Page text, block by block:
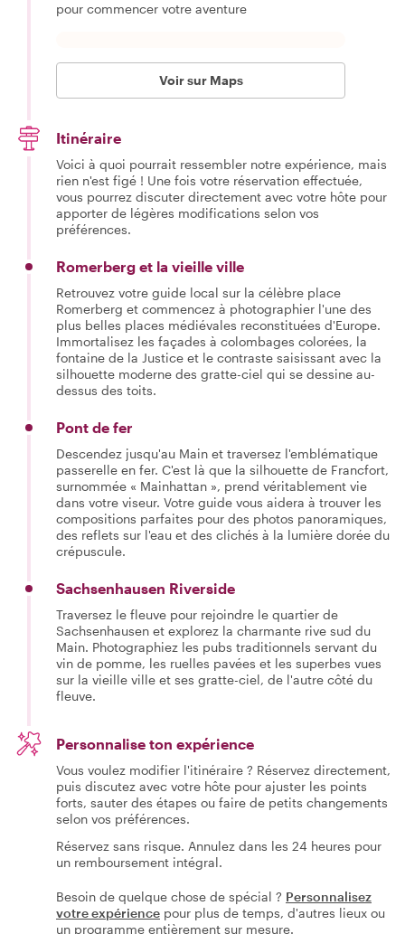
pour commencer votre aventure
Voir sur Maps
Itinéraire
Voici à quoi pourrait ressembler notre expérience, mais
rien n'est figé ! Une fois votre réservation effectuée,
vous pourrez discuter directement avec votre hôte pour
apporter de légères modifications selon vos
préférences.
Romerberg et la vieille ville
Retrouvez votre guide local sur la célèbre place
Romerberg et commencez à photographier l'une des
plus belles places médiévales reconstituées d'Europe.
Immortalisez les façades à colombages colorées, la
fontaine de la Justice et le contraste saisissant avec la
silhouette moderne des gratte-ciel qui se dessine au-
dessus des toits.
Pont de fer
Descendez jusqu'au Main et traversez l'emblématique
passerelle en fer. C'est là que la silhouette de Francfort,
surnommée « Mainhattan », prend véritablement vie
dans votre viseur. Votre guide vous aidera à trouver les
compositions parfaites pour des photos panoramiques,
des reflets sur l'eau et des clichés à la lumière dorée du
crépuscule.
Sachsenhausen Riverside
Traversez le fleuve pour rejoindre le quartier de
Sachsenhausen et explorez la charmante rive sud du
Main. Photographiez les pubs traditionnels servant du
vin de pomme, les ruelles pavées et les superbes vues
sur la vieille ville et ses gratte-ciel, de l'autre côté du
fleuve.
Personnalise ton expérience
Vous voulez modifier l'itinéraire ? Réservez directement,
puis discutez avec votre hôte pour ajuster les points
forts, sauter des étapes ou faire de petits changements
selon vos préférences.
Réservez sans risque. Annulez dans les 24 heures pour
un remboursement intégral.
Besoin de quelque chose de spécial ? Personnalisez
votre expérience pour plus de temps, d'autres lieux ou
un programme entièrement sur mesure.